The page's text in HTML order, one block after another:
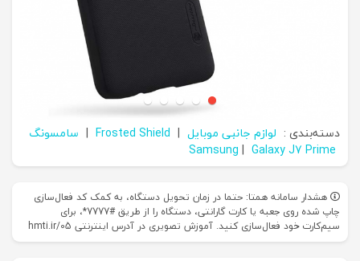
دسته‌بندی : لوازم جانبی موبایل |
Frosted Shield
| سامسونگ
Samsung | Galaxy J7 Prime
هشدار سامانه همتا: حتما در زمان تحویل دستگاه، به کمک کد فعال‌سازی
چاپ شده روی جعبه یا کارت گارانتی، دستگاه را از طریق #7777*، برای
سیم‌کارت خود فعال‌سازی کنید. آموزش تصویری در آدرس اینترنتی hmti.ir/05